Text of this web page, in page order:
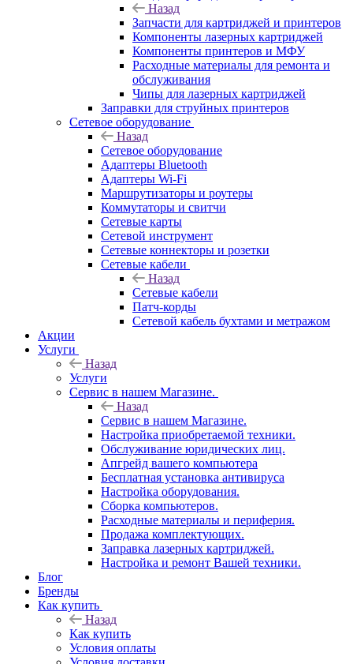
Назад
Запчасти для картриджей и принтеров
Компоненты лазерных картриджей
Компоненты принтеров и МФУ
Расходные материалы для ремонта и
обслуживания
Чипы для лазерных картриджей
Заправки для струйных принтеров
Сетевое оборудование
Назад
Сетевое оборудование
Адаптеры Bluetooth
Адаптеры Wi-Fi
Маршрутизаторы и роутеры
Коммутаторы и свитчи
Сетевые карты
Сетевой инструмент
Сетевые коннекторы и розетки
Сетевые кабели
Назад
Сетевые кабели
Патч-корды
Сетевой кабель бухтами и метражом
Акции
Услуги
Назад
Услуги
Сервис в нашем Магазине.
Назад
Сервис в нашем Магазине.
Настройка приобретаемой техники.
Обслуживание юридических лиц.
Апгрейд вашего компьютера
Бесплатная установка антивируса
Настройка оборудования.
Сборка компьютеров.
Расходные материалы и периферия.
Продажа комплектующих.
Заправка лазерных картриджей.
Настройка и ремонт Вашей техники.
Блог
Бренды
Как купить
Назад
Как купить
Условия оплаты